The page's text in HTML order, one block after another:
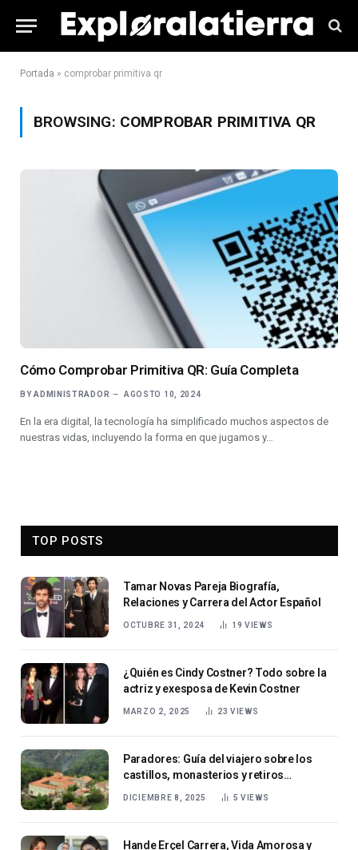
Portada » comprobar primitiva qr
BROWSING: COMPROBAR PRIMITIVA QR
Cómo Comprobar Primitiva QR: Guía Completa
BY ADMINISTRADOR AGOSTO 10, 2024
En la era digital, la tecnología ha simplificado muchos aspectos de
nuestras vidas, incluyendo la forma en que jugamos y…
TOP POSTS
Tamar Novas Pareja Biografía,
Relaciones y Carrera del Actor Español
OCTUBRE 31, 2024 19VIEWS
¿Quién es Cindy Costner? Todo sobre la
actriz y exesposa de Kevin Costner
MARZO 2, 2025 23 VIEWS
Paradores: Guía del viajero sobre los
castillos, monasterios y retiros
históricos de España
DICIEMBRE 8, 2025 5VIEWS
Hande Erçel Carrera, Vida Amorosa y